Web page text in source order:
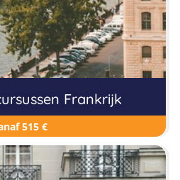
Frankrijk
515 €